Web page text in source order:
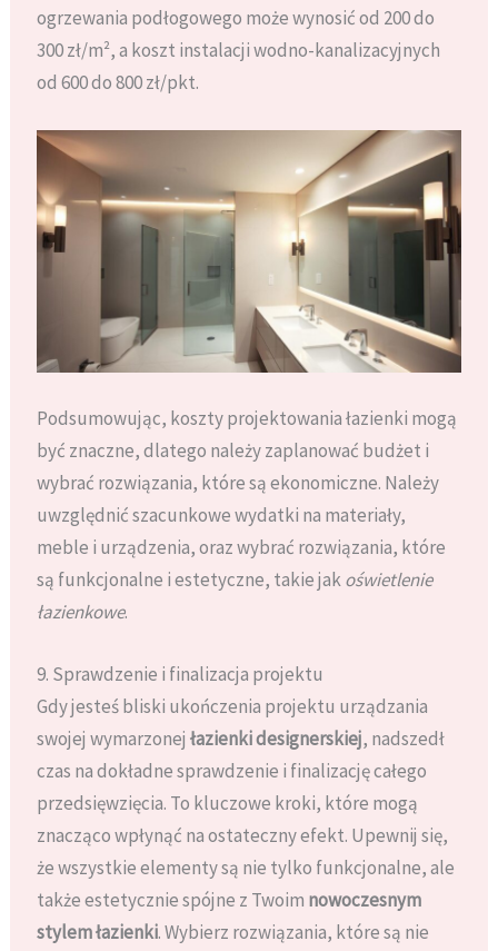
ogrzewania podłogowego może wynosić od 200 do
300 zł/m², a koszt instalacji wodno-kanalizacyjnych
od 600 do 800 zł/pkt.
Podsumowując, koszty projektowania łazienki mogą
być znaczne, dlatego należy zaplanować budżet i
wybrać rozwiązania, które są ekonomiczne. Należy
uwzględnić szacunkowe wydatki na materiały,
meble i urządzenia, oraz wybrać rozwiązania, które
są funkcjonalne i estetyczne, takie jakoświetlenie
łazienkowe.
9. Sprawdzenie i finalizacja projektu
Gdy jesteś bliski ukończenia projektu urządzania
swojej wymarzonejłazienki designerskiej, nadszedł
czas na dokładne sprawdzenie i finalizację całego
przedsięwzięcia. To kluczowe kroki, które mogą
znacząco wpłynąć na ostateczny efekt. Upewnij się,
że wszystkie elementy są nie tylko funkcjonalne, ale
także estetycznie spójne z Twoim nowoczesnym
stylem łazienki. Wybierz rozwiązania, które są nie